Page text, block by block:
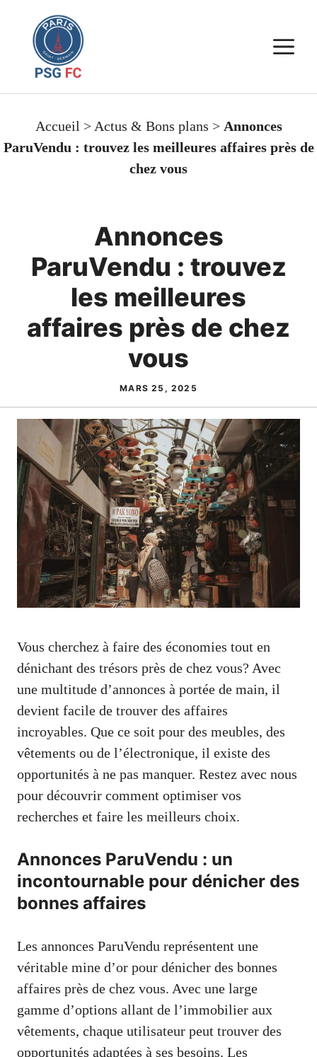
contenu
Accueil > Actus & Bons plans > Annonces
ParuVendu : trouvez les meilleures affaires près de
chez vous
Annonces
ParuVendu : trouvez
les meilleures
affaires près de chez
vous
MARS 25, 2025
Vous cherchez à faire des économies tout en
dénichant des trésors près de chez vous? Avec
une multitude d’annonces à portée de main, il
devient facile de trouver des affaires
incroyables. Que ce soit pour des meubles, des
vêtements ou de l’électronique, il existe des
opportunités à ne pas manquer. Restez avec nous
pour découvrir comment optimiser vos
recherches et faire les meilleurs choix.
Annonces ParuVendu : un
incontournable pour dénicher des
bonnes affaires
Les annonces ParuVendu représentent une
véritable mine d’or pour dénicher des bonnes
affaires près de chez vous. Avec une large
gamme d’options allant de l’immobilier aux
vêtements, chaque utilisateur peut trouver des
opportunités adaptées à ses besoins. Les